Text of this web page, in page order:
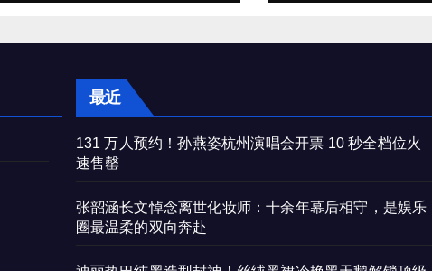
最近
131 万人预约！孙燕姿杭州演唱会开票 10 秒全档位火
速售罄
张韶涵长文悼念离世化妆师：十余年幕后相守，是娱乐
圈最温柔的双向奔赴